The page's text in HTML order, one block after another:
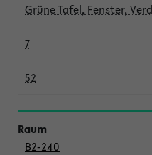
Grüne Tafel, Fenster,
7
52
B2-240